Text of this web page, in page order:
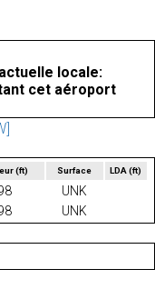
locale:
cet aéroport
(ft) Surface LDA(ft)
UNK
UNK